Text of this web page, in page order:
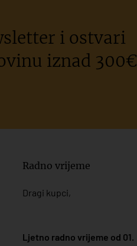
i ostvari
iznad 300€
Radno vrijeme
Dragi kupci,
Ljetno radno vrijeme od 01.